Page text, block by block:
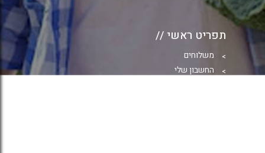
תפריט ראשי //
משלוחים
החשבון שלי